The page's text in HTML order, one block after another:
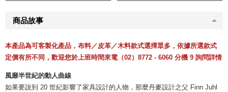
商品故事
本產品為可客製化產品，布料／皮革／木料款式選擇眾多，依據所選款式
定價有所不同，歡迎您於上班時間來電（02）8772 - 6060 分機 9 詢問詳情
風靡半世紀的動人曲線
如果要說到 20 世紀影響了家具設計的人物，那麼丹麥設計之父 Finn Juhl